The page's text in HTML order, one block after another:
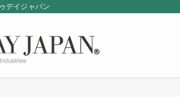
デイジャパン